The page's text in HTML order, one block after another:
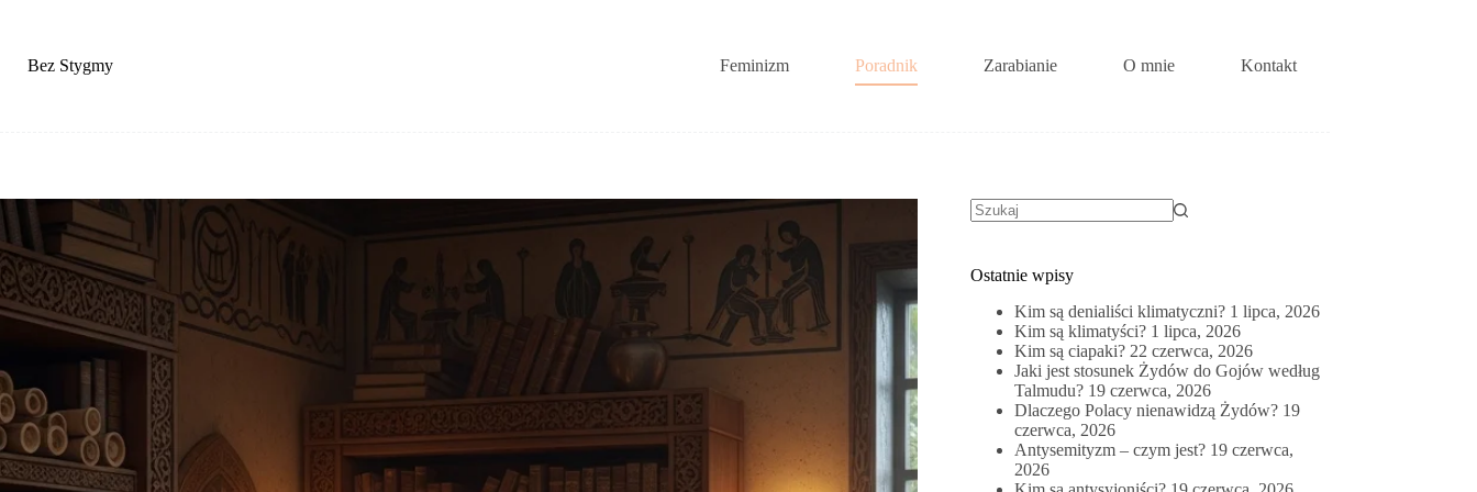
Bez Stygmy
Feminizm Poradnik Zarabianie O mnie Kontakt
Ostatnie wpisy
Kim są denialiści klimatyczni? 1 lipca, 2026
Kim są klimatyści? 1 lipca, 2026
Kim są ciapaki? 22 czerwca, 2026
Jaki jest stosunek Żydów do Gojów według
Talmudu? 19 czerwca, 2026
Dlaczego Polacy nienawidzą Żydów? 19
czerwca, 2026
Antysemityzm – czym jest? 19 czerwca,
2026